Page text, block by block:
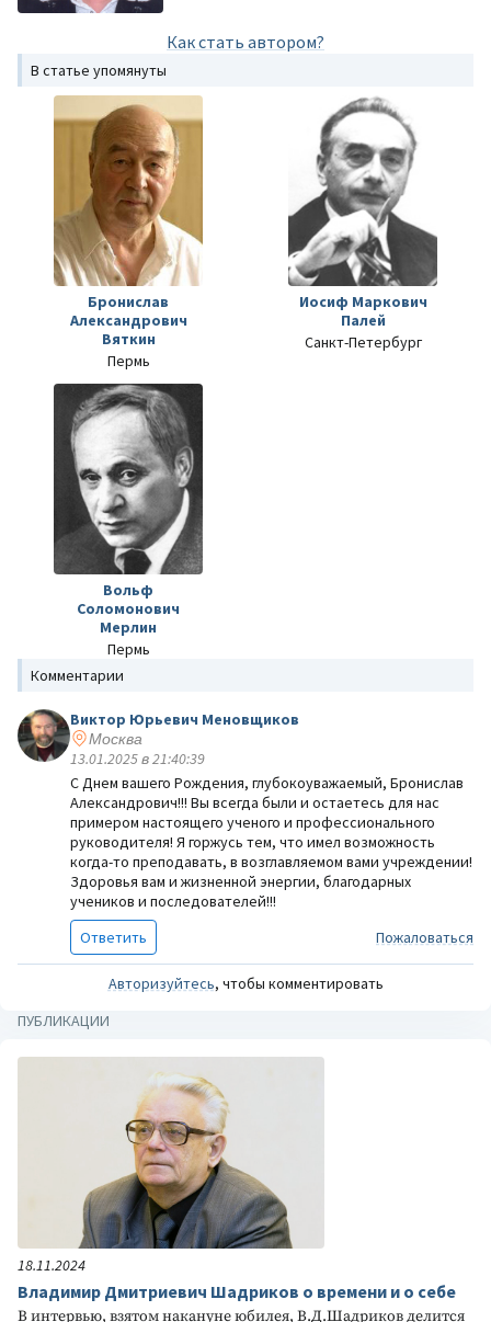
Как стать автором?
В статье упомянуты
Бронислав
Александрович
Вяткин
Пермь
Иосиф Маркович
Палей
Санкт-Петербург
Вольф
Соломонович
Мерлин
Пермь
Комментарии
Виктор Юрьевич Меновщиков
Москва
13.01.2025 в 21:40:39
С Днем вашего Рождения, глубокоуважаемый, Бронислав
Александрович!!! Вы всегда были и остаетесь для нас
примером настоящего ученого и профессионального
руководителя! Я горжусь тем, что имел возможность
когда-то преподавать, в возглавляемом вами учреждении!
Здоровья вам и жизненной энергии, благодарных
учеников и последователей!!!
Ответить
Пожаловаться
Авторизуйтесь, чтобы комментировать
ПУБЛИКАЦИИ
18.11.2024
Владимир Дмитриевич Шадриков о времени и о себе
В интервью, взятом накануне юбилея, В.Д.Шадриков делится